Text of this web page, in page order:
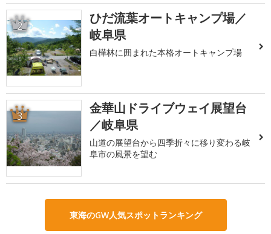
2
ひだ流葉オートキャンプ場／
岐阜県
白樺林に囲まれた本格オートキャンプ場
3
金華山ドライブウェイ展望台
／岐阜県
山道の展望台から四季折々に移り変わる岐
阜市の風景を望む
東海のGW人気スポットランキング